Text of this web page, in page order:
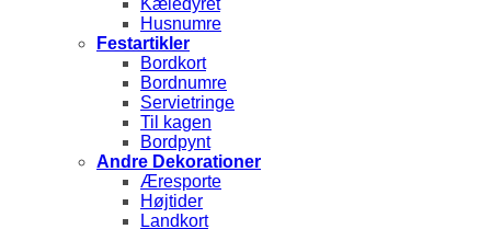
Kæledyret
Husnumre
Festartikler
Bordkort
Bordnumre
Servietringe
Til kagen
Bordpynt
Andre Dekorationer
Æresporte
Højtider
Landkort